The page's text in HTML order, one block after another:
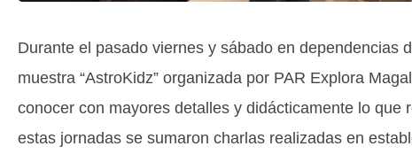
Durante el pasado viernes y sábado en dependencias
muestra “AstroKidz” organizada por PAR Explora
conocer con mayores detalles y didácticamente lo
estas jornadas se sumaron charlas realizadas en